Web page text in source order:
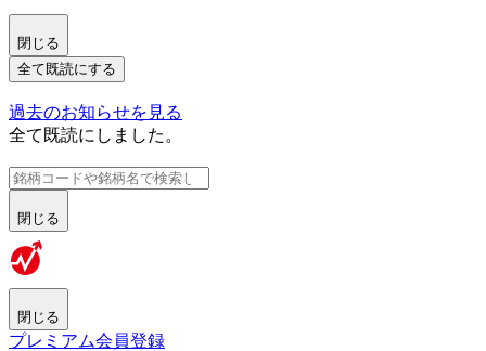
閉じる
全て既読にする
過去のお知らせを見る
全て既読にしました。
閉じる
閉じる
プレミアム会員登録